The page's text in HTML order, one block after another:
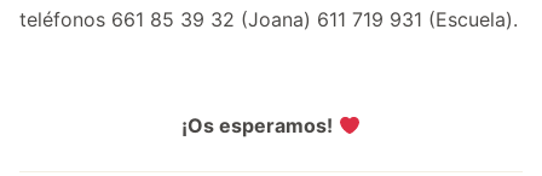
teléfonos 661 85 39 32 (Joana) 611 719 931 (Escuela).
¡Os esperamos!